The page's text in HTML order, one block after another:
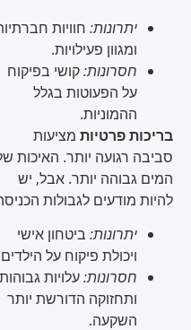
יתרונות:חוויות חברתיות
ומגוון פעילויות.
חסרונות:קושי בפיקוח
על הפעוטות בגלל
ההמוניות.
בריכות פרטיותמציעות
סביבה רגועה יותר. האיכות של
המים גבוהה יותר. אבל, יש
להיות מודעים לגבולות הכניסה.
יתרונות:ביטחון אישי
ויכולת פיקוח על הילדים.
חסרונות:עלויות גבוהות
ותחזוקה הדורשת יותר
השקעה.